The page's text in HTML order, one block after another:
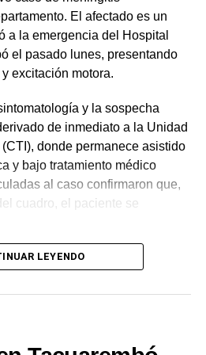
El afectado es un
a la emergencia del Hospital
el pasado lunes, presentando
excitación motora.
y la sospecha
de inmediato a la Unidad
donde permanece asistido
y bajo tratamiento médico
al caso confirmaron que,
cuadro, el paciente se
médica en CTI, se activó de
preventiva fundamental,
y contactos estrechos
cadena de contagio.
LEYENDO